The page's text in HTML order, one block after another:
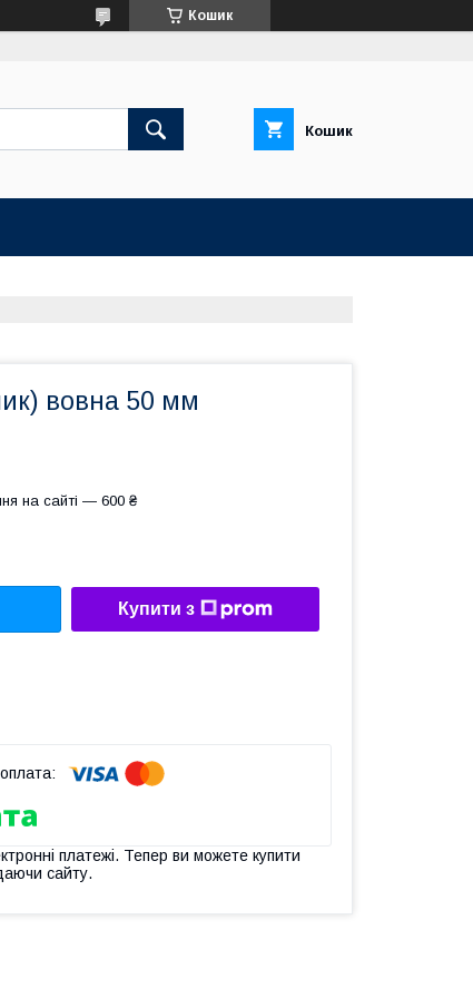
Кошик
Кошик
вовна 50 мм
на сайті — 600 ₴
Купити з
платежі. Тепер ви можете купити
сайту.